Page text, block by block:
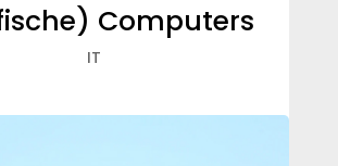
Computers
IT